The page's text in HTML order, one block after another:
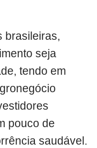
brasileiras,
seja
tendo em
pouco de
saudável.